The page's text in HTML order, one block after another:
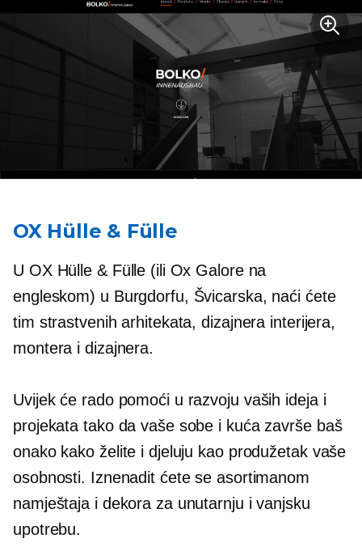
OX Hülle & Fülle
U OX Hülle & Fülle (ili Ox Galore na
engleskom) u Burgdorfu, Švicarska, naći ćete
tim strastvenih arhitekata, dizajnera interijera,
montera i dizajnera.
Uvijek će rado pomoći u razvoju vaših ideja i
projekata tako da vaše sobe i kuća završe baš
onako kako želite i djeluju kao produžetak vaše
osobnosti. Iznenadit ćete se asortimanom
namještaja i dekora za unutarnju i vanjsku
upotrebu.